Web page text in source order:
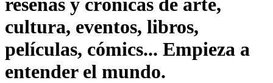
cultura, eventos, libros,
películas, cómics... Empieza a
entender el mundo.